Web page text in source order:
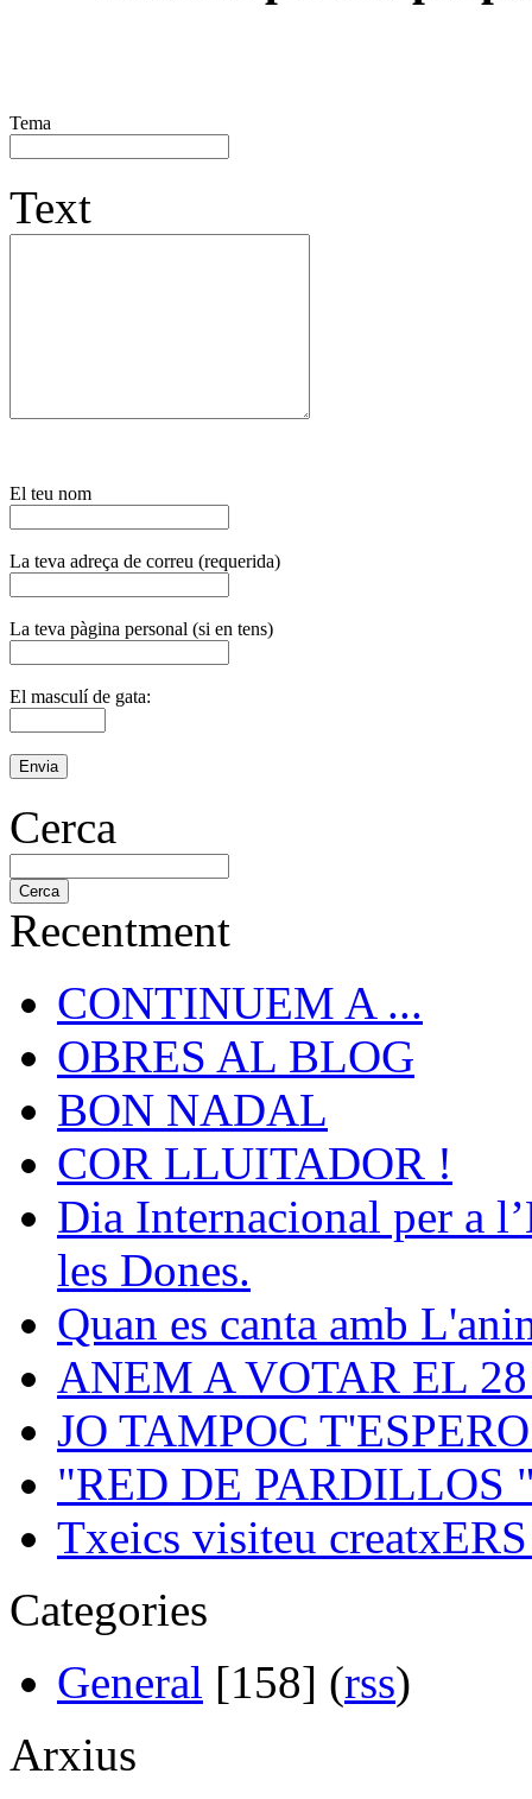
Tema
Text
El teu nom
La teva adreça de correu (requerida)
La teva pàgina personal (si en tens)
El masculí de gata:
Cerca
Recentment
CONTINUEM A ...
OBRES AL BLOG
BON NADAL
COR LLUITADOR !
Dia Internacional per a
les Dones.
Quan es canta amb
ANEM A VOTAR EL
JO TAMPOC
"RED DE PARDILLOS
Txeics visiteu
Categories
General [158] (rss)
Arxius